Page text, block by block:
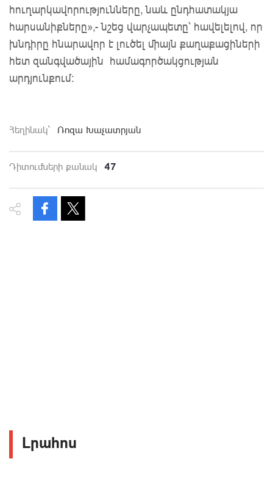
հուղարկավորությունները, նաև ընդհատակյա
հարսանիքները»,- նշեց վարչապետը՝ հավելելով, որ
խնդիրը հնարավոր է լուծել միայն քաղաքացիների
հետ զանգվածային համագործակցության
արդյունքում:
Հեղինակ` Ռոզա Խաչատրյան
Դիտումների քանակ 47
Լրահոս